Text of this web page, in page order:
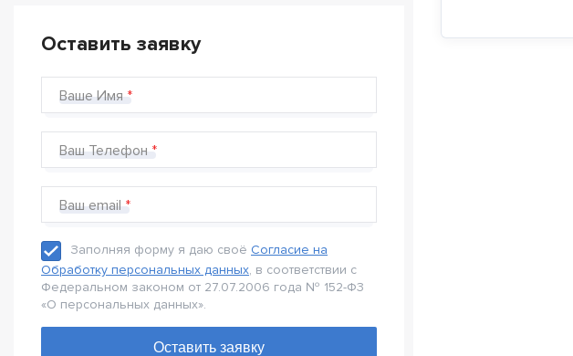
Оставить заявку
Ваше Имя
Ваш Телефон
Ваш email
Заполняя форму я даю своё Согласие на
Обработку персональных данных, в соответствии с
Федеральном законом от 27.07.2006 года № 152-Ф3
«О персональных данных».